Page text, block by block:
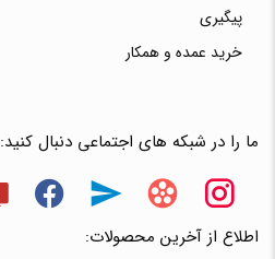
پیگیری
خرید عمده و همکار
ما را در شبکه های اجتماعی دنبال کنید:
اطلاع از آخرین محصولات: